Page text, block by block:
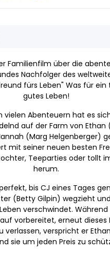
Familienfilm über die
Nachfolger des
fürs Leben" Was für
gutes Leben!
vielen Abenteuern hat es
auf der Farm von Ethan
(Marg Helgenberger)
mit seiner neuen besten
Teeparties oder tollt
herum.
bis CJ eines Tages
(Betty Gilpin) wegzieht
verschwindet. Während
vorbereitet, erneut dieses
verlassen, verspricht er
sie um jeden Preis zu